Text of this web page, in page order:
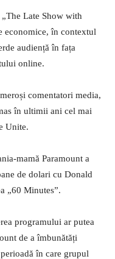
Late Show with
economice, în contextul
audiență în fața
online.
comentatori media,
în ultimii ani cel mai
Unite.
mamă Paramount a
de dolari cu Donald
„60 Minutes”.
programului ar putea
de a îmbunătăți
în care grupul